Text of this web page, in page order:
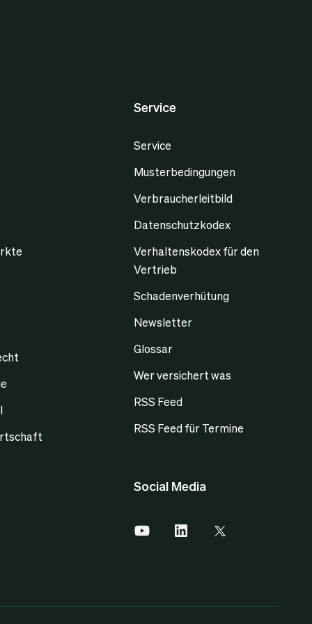
Service
Service
Musterbedingungen
Verbraucherleitbild
Datenschutzkodex
Verhaltenskodex für den
Vertrieb
Schadenverhütung
Newsletter
Glossar
Wer versichert was
RSS Feed
RSS Feed für Termine
Social Media